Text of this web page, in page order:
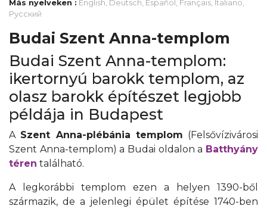
Más nyelveken : English, Deutsch, Español , Français, Italiano,
Русский
Budai Szent Anna-templom
Budai Szent Anna-templom:
ikertornyú barokk templom, az
olasz barokk építészet legjobb
példája in Budapest
A Szent Anna-plébánia templom (Felsővízivárosi
Szent Anna-templom) a Budai oldalon a Batthyány
téren található.
A legkorábbi templom ezen a helyen 1390-ből
származik, de a jelenlegi épület építése 1740-ben